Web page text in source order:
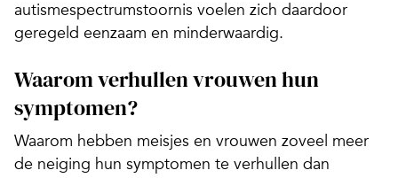
autismespectrumstoornis voelen zich daardoor
geregeld eenzaam en minderwaardig.
Waarom verhullen vrouwen hun
symptomen?
Waarom hebben meisjes en vrouwen zoveel meer
de neiging hun symptomen te verhullen dan